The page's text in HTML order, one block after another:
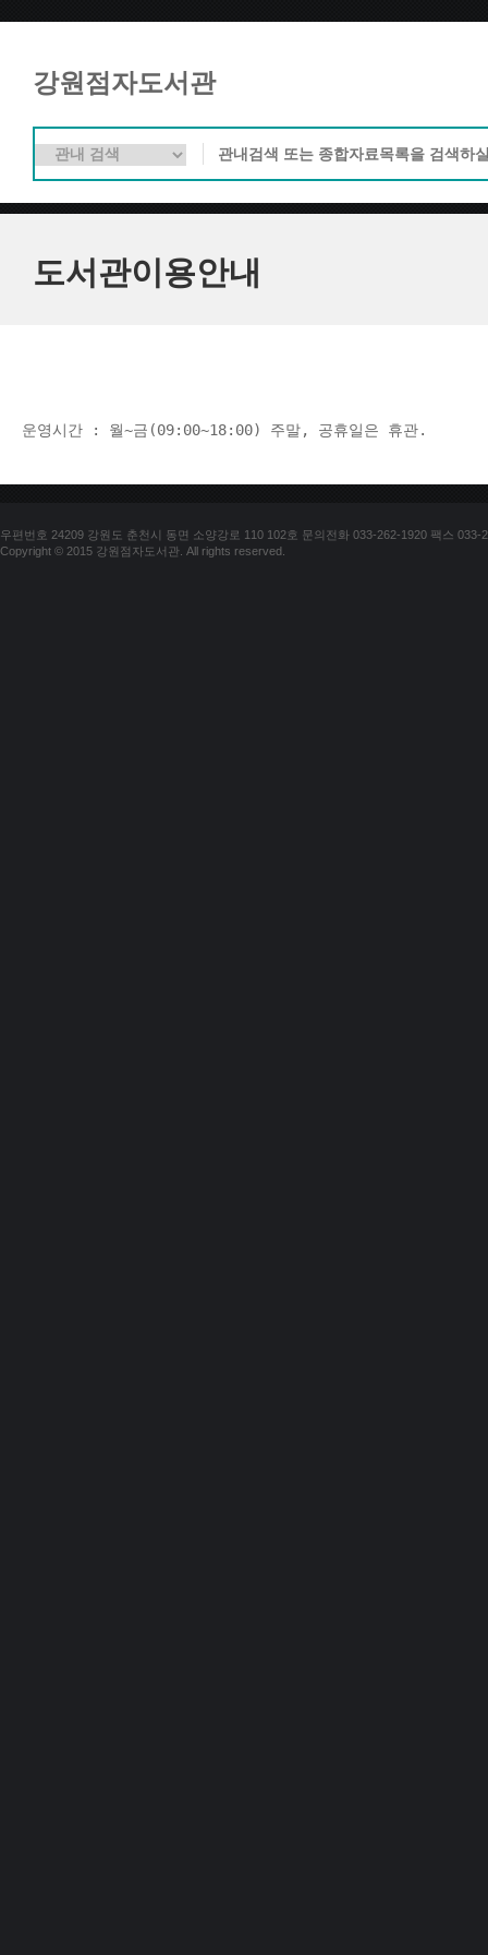
강원점자도서관
도서관이용안내
운영시간 : 월~금(09:00~18:00) 주말, 공휴일은 휴관.
우편번호 24209 강원도 춘천시 동면 소양강로 110 102호 문의전화 033-262-1920 팩스 033-
Copyright © 2015 강원점자도서관. All rights reserved.